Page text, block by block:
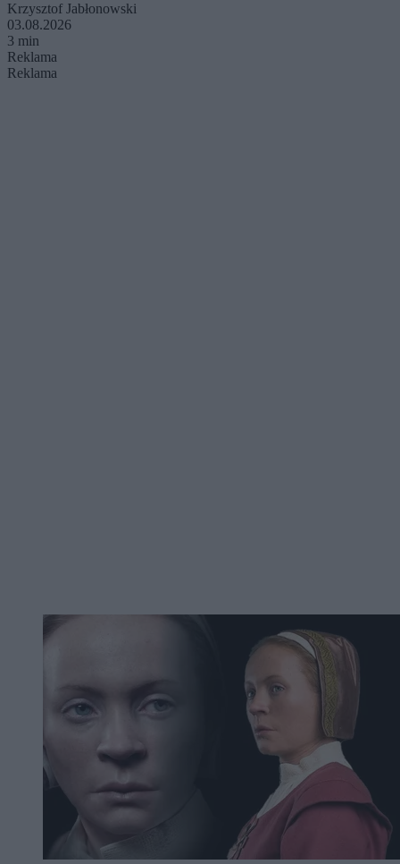
Krzysztof Jabłonowski
03.08.2026
3 min
Reklama
Reklama